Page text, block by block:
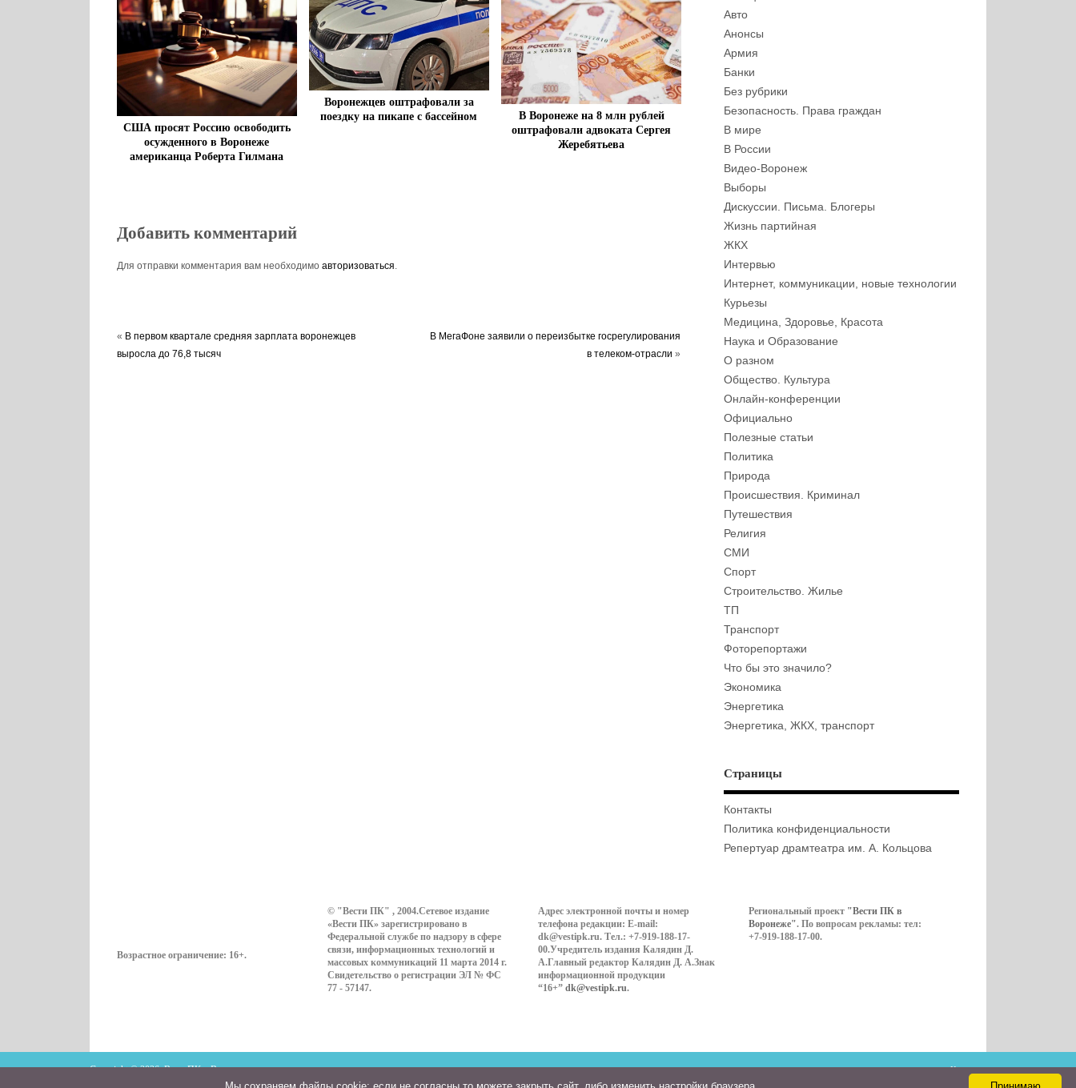
США просят Россию освободить
осужденного в Воронеже
американца Роберта Гилмана
Воронежцев оштрафовали за
поездку на пикапе с бассейном
В Воронеже на 8 млн рублей
оштрафовали адвоката Сергея
Жеребятьева
Добавить комментарий
Для отправки комментария вам необходимо авторизоваться.
« В первом квартале средняя зарплата воронежцев
выросла до 76,8 тысяч
В МегаФоне заявили о переизбытке госрегулирования
в телеком-отрасли »
Авто
Анонсы
Армия
Банки
Без рубрики
Безопасность. Права граждан
В мире
В России
Видео-Воронеж
Выборы
Дискуссии. Письма. Блогеры
Жизнь партийная
ЖКХ
Интервью
Интернет, коммуникации, новые технологии
Курьезы
Медицина, Здоровье, Красота
Наука и Образование
О разном
Общество. Культура
Онлайн-конференции
Официально
Полезные статьи
Политика
Природа
Происшествия. Криминал
Путешествия
Религия
СМИ
Спорт
Строительство. Жилье
ТП
Транспорт
Фоторепортажи
Что бы это значило?
Экономика
Энергетика
Энергетика, ЖКХ, транспорт
Страницы
Контакты
Политика конфиденциальности
Репертуар драмтеатра им. А. Кольцова
Возрастное ограничение: 16+.
© "Вести ПК" , 2004.Сетевое издание
«Вести ПК» зарегистрировано в
Федеральной службе по надзору в сфере
связи, информационных технологий и
массовых коммуникаций 11 марта 2014 г.
Свидетельство о регистрации ЭЛ № ФС
77 - 57147.
Адрес электронной почты и номер
телефона редакции: E-mail:
dk@vestipk.ru. Тел.: +7-919-188-17-
00.Учредитель издания Калядин Д.
А.Главный редактор Калядин Д. А.Знак
информационной продукции
“16+” dk@vestipk.ru.
Региональный проект "Вести ПК в
Воронеже". По вопросам рекламы: тел:
+7-919-188-17-00.
Copyright © 2026. ВестиПК в Воронеже Контакты